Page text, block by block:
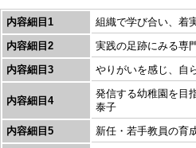
内容細目1
組織で学び合い、着
内容細目2
実践の足跡にみる専
内容細目3
やりがいを感じ、自
内容細目4
発信する幼稚園を目
泰子
内容細目5
新任・若手教員の育